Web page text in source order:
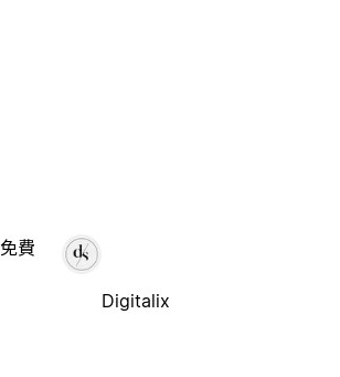
免費
Digitalix